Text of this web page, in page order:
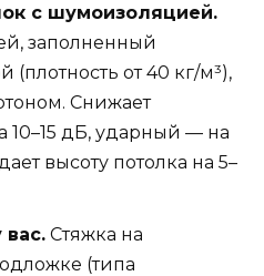
с шумоизоляцией.
заполненный
(плотность от 40 кг/м³),
Снижает
дБ, ударный — на
высоту потолка на 5–
Стяжка на
(типа